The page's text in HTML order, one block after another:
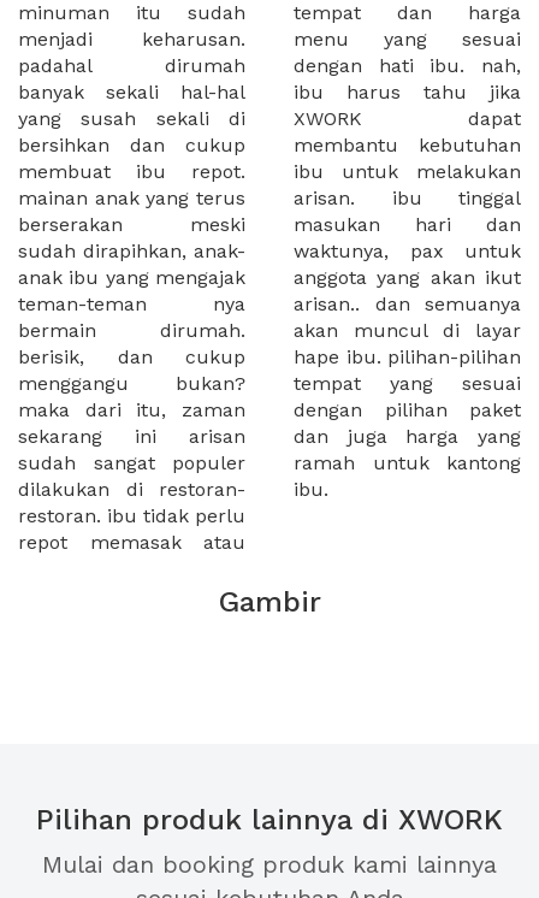
minuman itu sudah
menjadi keharusan.
padahal dirumah
banyak sekali hal-hal
yang susah sekali di
bersihkan dan cukup
membuat ibu repot.
mainan anak yang terus
berserakan meski
sudah dirapihkan, anak-
anak ibu yang mengajak
teman-teman nya
bermain dirumah.
berisik, dan cukup
menggangu bukan?
maka dari itu, zaman
sekarang ini arisan
sudah sangat populer
dilakukan di restoran-
restoran. ibu tidak perlu
repot memasak atau
tempat dan harga
menu yang sesuai
dengan hati ibu. nah,
ibu harus tahu jika
XWORK dapat
membantu kebutuhan
ibu untuk melakukan
arisan. ibu tinggal
masukan hari dan
waktunya, pax untuk
anggota yang akan ikut
arisan.. dan semuanya
akan muncul di layar
hape ibu. pilihan-pilihan
tempat yang sesuai
dengan pilihan paket
dan juga harga yang
ramah untuk kantong
ibu.
Gambir
Pilihan produk lainnya di XWORK
Mulai dan booking produk kami lainnya